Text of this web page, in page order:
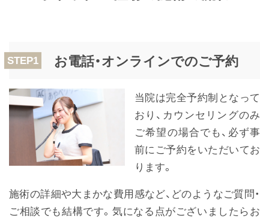
STEP1 お電話・オンラインでのご予約
当院は完全予約制となって
おり、カウンセリングのみ
ご希望の場合でも、必ず事
前にご予約をいただいてお
ります。
施術の詳細や大まかな費用感など、どのようなご質問・
ご相談でも結構です。気になる点がございましたらお